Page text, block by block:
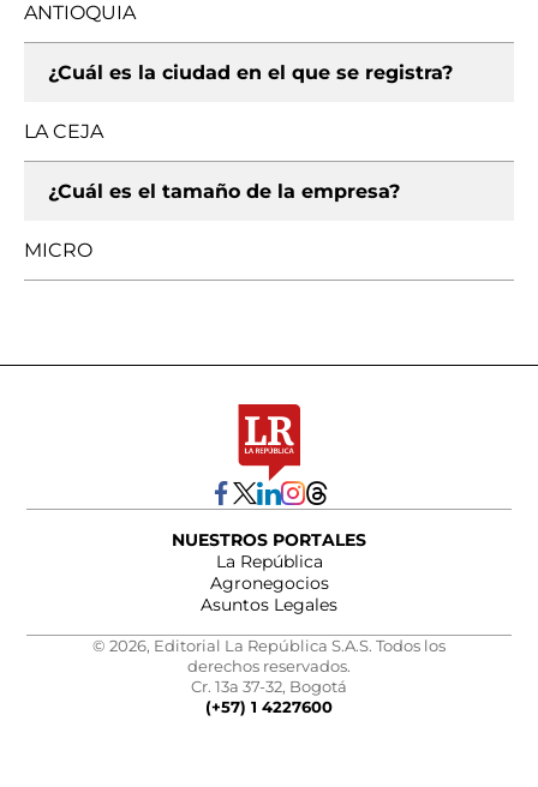
ANTIOQUIA
¿Cuál es la ciudad en el que se registra?
LA CEJA
¿Cuál es el tamaño de la empresa?
MICRO
NUESTROS PORTALES
La República
Agronegocios
Asuntos Legales
© 2026, Editorial La República S.A.S. Todos los
derechos reservados.
Cr. 13a 37-32, Bogotá
(+57) 1 4227600